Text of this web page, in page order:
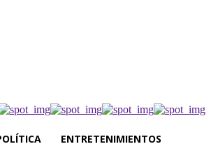
ENTRETENIMIENTOS